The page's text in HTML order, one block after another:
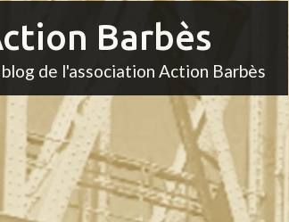
Barbès
de l'association Action Barbès